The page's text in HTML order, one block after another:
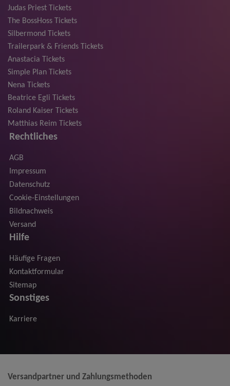
Judas Priest Tickets
The BossHoss Tickets
Silbermond Tickets
Trailerpark & Friends Tickets
Anastacia Tickets
Simple Plan Tickets
Nena Tickets
Beatrice Egli Tickets
Roland Kaiser Tickets
Matthias Reim Tickets
Rechtliches
AGB
Impressum
Datenschutz
Cookie-Einstellungen
Bildnachweis
Versand
Hilfe
Häufige Fragen
Kontaktformular
Sitemap
Sonstiges
Karriere
Versandpartner und Zahlungsmethoden